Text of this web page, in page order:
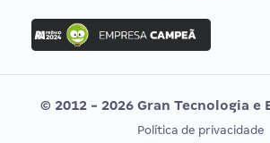
Concurso Ibama
Concurso MPU
Editais publicados
Vunesp
CONCURSOS POR PROFISSÃO EXAME
© 2012 - 2026 Gran Tecnologia e
Política de privacidade